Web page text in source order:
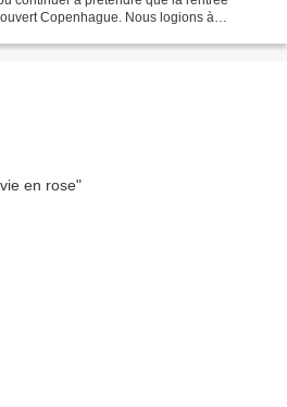
Copenhague. Nous logions à